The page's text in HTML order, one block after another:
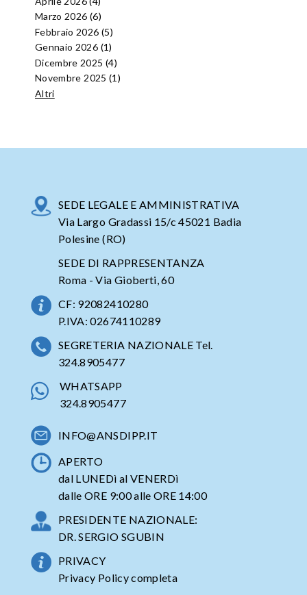
Marzo 2026 (6)
Febbraio 2026 (5)
Gennaio 2026 (1)
Dicembre 2025 (4)
Novembre 2025 (1)
Altri
SEDE LEGALE E AMMINISTRATIVA
Via Largo Gradassi 15/c 45021 Badia
Polesine (RO)
SEDE DI RAPPRESENTANZA
Roma - Via Gioberti, 60
CF: 92082410280
P.IVA: 02674110289
SEGRETERIA NAZIONALE Tel.
324.8905477
WHATSAPP
324.8905477
INFO@ANSDIPP.IT
APERTO
dal LUNEDì al VENERDì
dalle ORE 9:00 alle ORE 14:00
PRESIDENTE NAZIONALE:
DR. SERGIO SGUBIN
PRIVACY
Privacy Policy completa